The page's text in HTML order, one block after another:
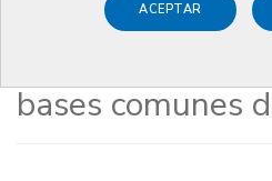
ACEPTAR
21 FEBRERO DE 2014
ECOE. Fecha
marzo de 2014.
bases comunes